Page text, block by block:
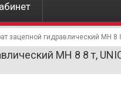
зацепной гидравлический MH 8
MH 8 8 т,